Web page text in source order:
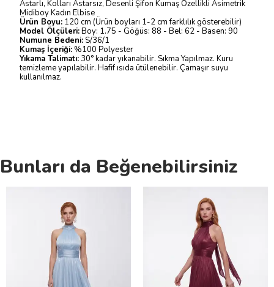
Astarlı, Kolları Astarsız, Desenli Şifon Kumaş Özellikli Asimetrik
Midiboy Kadın Elbise
Ürün Boyu: 120 cm (Ürün boyları 1-2 cm farklılık gösterebilir)
Model Ölçüleri:Boy: 1.75 - Göğüs: 88 - Bel: 62 - Basen: 90
Numune Bedeni: S/36/1
Kumaş İçeriği: %100 Polyester
Yıkama Talimatı:30° kadar yıkanabilir. Sıkma Yapılmaz. Kuru
temizleme yapılabilir. Hafif ısıda ütülenebilir. Çamaşır suyu
kullanılmaz.
Bunları da Beğenebilirsiniz